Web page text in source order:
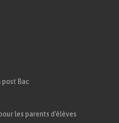
Bac
les parents d'élèves